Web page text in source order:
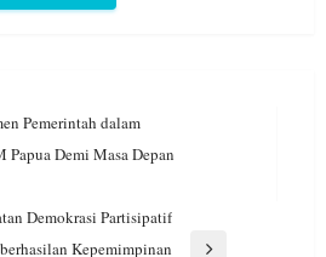
Pemerintah dalam
Papua Demi Masa Depan
Demokrasi Partisipatif
Kepemimpinan